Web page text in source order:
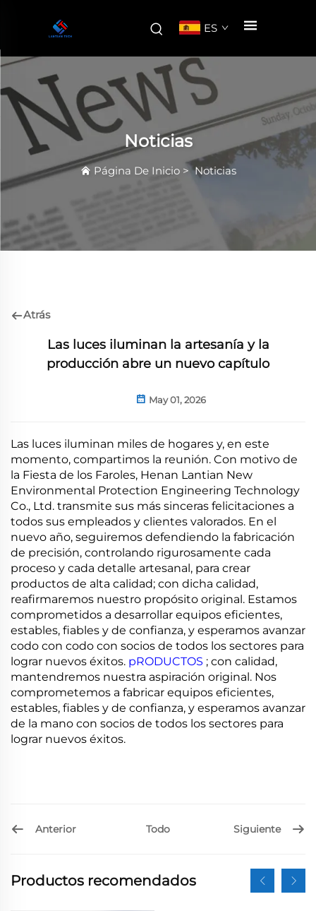
ES
Noticias
Página De Inicio>Noticias
Atrás
Las luces iluminan la artesanía y la
producción abre un nuevo capítulo
May 01, 2026
Las luces iluminan miles de hogares y, en este
momento, compartimos la reunión. Con motivo de
la Fiesta de los Faroles, Henan Lantian New
Environmental Protection Engineering Technology
Co., Ltd. transmite sus más sinceras felicitaciones a
todos sus empleados y clientes valorados. En el
nuevo año, seguiremos defendiendo la fabricación
de precisión, controlando rigurosamente cada
proceso y cada detalle artesanal, para crear
productos de alta calidad; con dicha calidad,
reafirmaremos nuestro propósito original. Estamos
comprometidos a desarrollar equipos eficientes,
estables, fiables y de confianza, y esperamos avanzar
codo con codo con socios de todos los sectores para
lograr nuevos éxitos. pRODUCTOS ; con calidad,
mantendremos nuestra aspiración original. Nos
comprometemos a fabricar equipos eficientes,
estables, fiables y de confianza, y esperamos avanzar
de la mano con socios de todos los sectores para
lograr nuevos éxitos.
Anterior Todo Siguiente
Productos recomendados